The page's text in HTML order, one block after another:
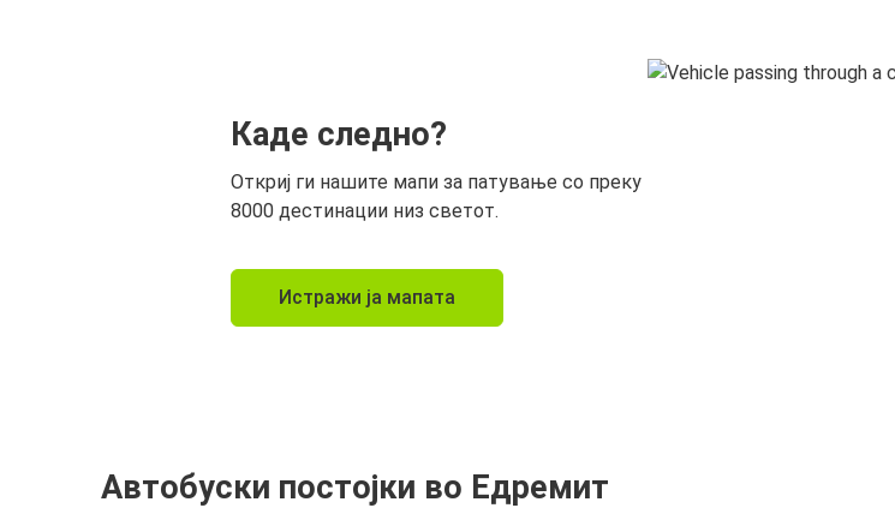
Каде следно?
Откриј ги нашите мапи за патување со преку
8000 дестинации низ светот.
Истражи ја мапата
Автобуски постојки во Едремит